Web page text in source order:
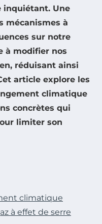
inquiétant. Une
mécanismes à
sur notre
à modifier nos
réduisant ainsi
article explore les
climatique
concrètes qui
limiter son
climatique
à effet de serre